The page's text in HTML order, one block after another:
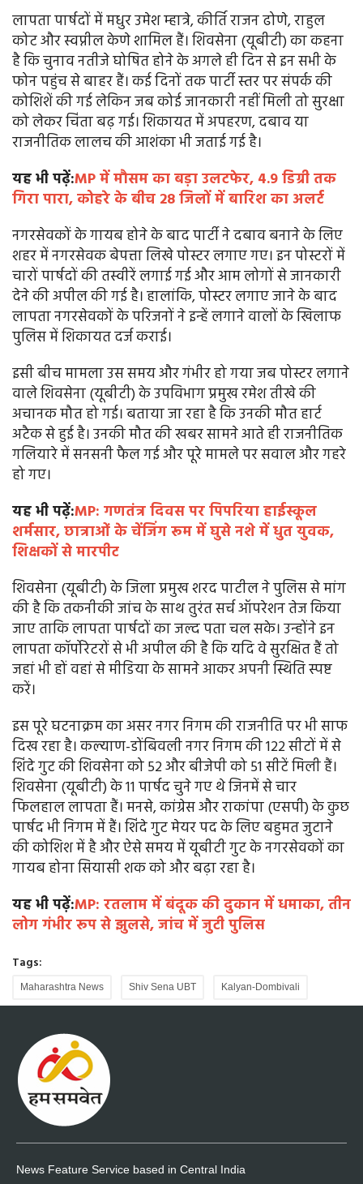
लापता पार्षदों में मधुर उमेश म्हात्रे, कीर्ति राजन ढोणे, राहुल
कोट और स्वप्नील केणे शामिल हैं। शिवसेना (यूबीटी) का कहना
है कि चुनाव नतीजे घोषित होने के अगले ही दिन से इन सभी के
फोन पहुंच से बाहर हैं। कई दिनों तक पार्टी स्तर पर संपर्क की
कोशिशें की गई लेकिन जब कोई जानकारी नहीं मिली तो सुरक्षा
को लेकर चिंता बढ़ गई। शिकायत में अपहरण, दबाव या
राजनीतिक लालच की आशंका भी जताई गई है।
यह भी पढ़ें:MP में मौसम का बड़ा उलटफेर, 4.9 डिग्री तक
गिरा पारा, कोहरे के बीच 28 जिलों में बारिश का अलर्ट
नगरसेवकों के गायब होने के बाद पार्टी ने दबाव बनाने के लिए
शहर में नगरसेवक बेपत्ता लिखे पोस्टर लगाए गए। इन पोस्टरों में
चारों पार्षदों की तस्वीरें लगाई गई और आम लोगों से जानकारी
देने की अपील की गई है। हालांकि, पोस्टर लगाए जाने के बाद
लापता नगरसेवकों के परिजनों ने इन्हें लगाने वालों के खिलाफ
पुलिस में शिकायत दर्ज कराई।
इसी बीच मामला उस समय और गंभीर हो गया जब पोस्टर लगाने
वाले शिवसेना (यूबीटी) के उपविभाग प्रमुख रमेश तीखे की
अचानक मौत हो गई। बताया जा रहा है कि उनकी मौत हार्ट
अटैक से हुई है। उनकी मौत की खबर सामने आते ही राजनीतिक
गलियारे में सनसनी फैल गई और पूरे मामले पर सवाल और गहरे
हो गए।
यह भी पढ़ें:MP: गणतंत्र दिवस पर पिपरिया हाईस्कूल
शर्मसार, छात्राओं के चेंजिंग रूम में घुसे नशे में धुत युवक,
शिक्षकों से मारपीट
शिवसेना (यूबीटी) के जिला प्रमुख शरद पाटील ने पुलिस से मांग
की है कि तकनीकी जांच के साथ तुरंत सर्च ऑपरेशन तेज किया
जाए ताकि लापता पार्षदों का जल्द पता चल सके। उन्होंने इन
लापता कॉर्पोरेटरों से भी अपील की है कि यदि वे सुरक्षित हैं तो
जहां भी हों वहां से मीडिया के सामने आकर अपनी स्थिति स्पष्ट
करें।
इस पूरे घटनाक्रम का असर नगर निगम की राजनीति पर भी साफ
दिख रहा है। कल्याण-डोंबिवली नगर निगम की 122 सीटों में से
शिंदे गुट की शिवसेना को 52 और बीजेपी को 51 सीटें मिली हैं।
शिवसेना (यूबीटी) के 11 पार्षद चुने गए थे जिनमें से चार
फिलहाल लापता हैं। मनसे, कांग्रेस और राकांपा (एसपी) के कुछ
पार्षद भी निगम में हैं। शिंदे गुट मेयर पद के लिए बहुमत जुटाने
की कोशिश में है और ऐसे समय में यूबीटी गुट के नगरसेवकों का
गायब होना सियासी शक को और बढ़ा रहा है।
यह भी पढ़ें:MP: रतलाम में बंदूक की दुकान में धमाका, तीन
लोग गंभीर रूप से झुलसे, जांच में जुटी पुलिस
Tags:
Maharashtra News Shiv Sena UBT Kalyan-Dombivali
News Feature Service based in Central India